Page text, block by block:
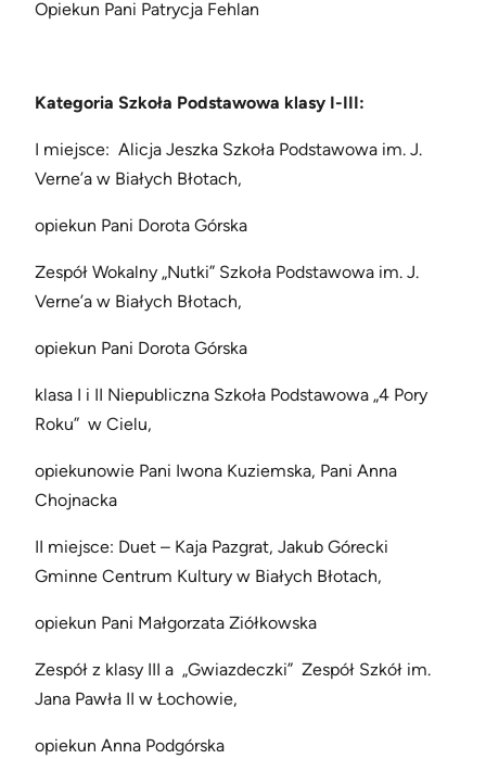
Opiekun Pani Patrycja Fehlan
Kategoria Szkoła Podstawowa klasy I-III:
I miejsce: Alicja Jeszka Szkoła Podstawowa im. J.
Verne’a w Białych Błotach,
opiekun Pani Dorota Górska
Zespół Wokalny „Nutki” Szkoła Podstawowa im. J.
Verne’a w Białych Błotach,
opiekun Pani Dorota Górska
klasa I i II Niepubliczna Szkoła Podstawowa „4 Pory
Roku” w Cielu,
opiekunowie Pani Iwona Kuziemska, Pani Anna
Chojnacka
II miejsce: Duet – Kaja Pazgrat, Jakub Górecki
Gminne Centrum Kultury w Białych Błotach,
opiekun Pani Małgorzata Ziółkowska
Zespół z klasy III a „Gwiazdeczki” Zespół Szkół im.
Jana Pawła II w Łochowie,
opiekun Anna Podgórska